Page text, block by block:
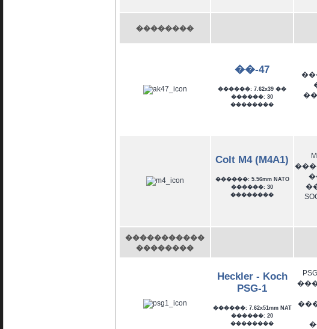
��������
��-47
������: 7.62x39 ��
������: 30
��������
Colt M4 (M4A1)
������: 5.56mm NATO
������: 30
��������
�����������
��������
Heckler - Koch
PSG-1
������: 7.62x51mm NAT
������: 20
��������